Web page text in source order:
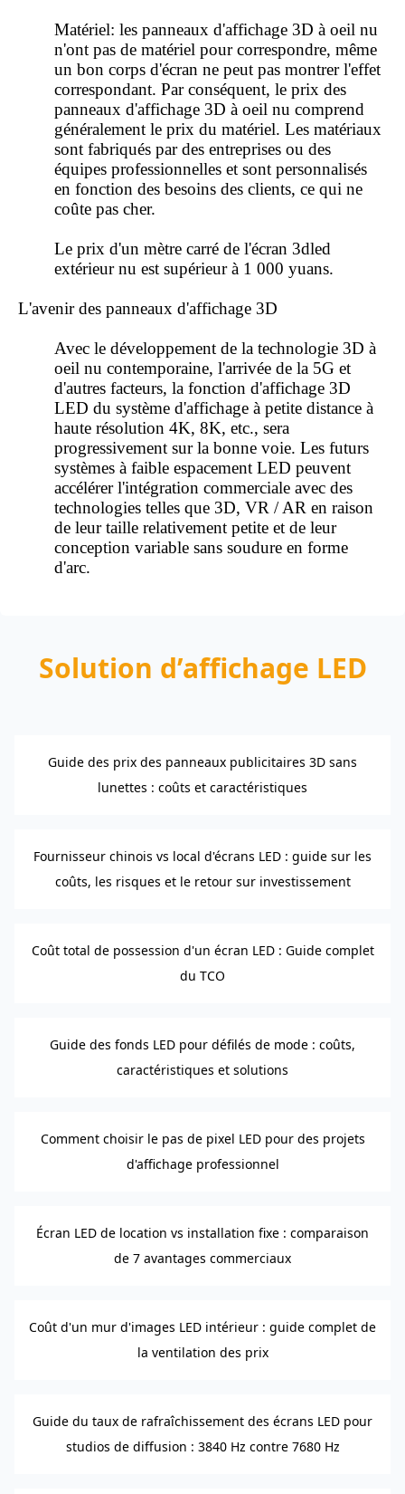
Matériel: les panneaux d'affichage 3D à oeil nu
n'ont pas de matériel pour correspondre, même
un bon corps d'écran ne peut pas montrer l'effet
correspondant. Par conséquent, le prix des
panneaux d'affichage 3D à oeil nu comprend
généralement le prix du matériel. Les matériaux
sont fabriqués par des entreprises ou des
équipes professionnelles et sont personnalisés
en fonction des besoins des clients, ce qui ne
coûte pas cher.
Le prix d'un mètre carré de l'écran 3dled
extérieur nu est supérieur à 1 000 yuans.
L'avenir des panneaux d'affichage 3D
Avec le développement de la technologie 3D à
oeil nu contemporaine, l'arrivée de la 5G et
d'autres facteurs, la fonction d'affichage 3D
LED du système d'affichage à petite distance à
haute résolution 4K, 8K, etc., sera
progressivement sur la bonne voie. Les futurs
systèmes à faible espacement LED peuvent
accélérer l'intégration commerciale avec des
technologies telles que 3D, VR / AR en raison
de leur taille relativement petite et de leur
conception variable sans soudure en forme
d'arc.
Solution d’affichage LED
Guide des prix des panneaux publicitaires 3D sans
lunettes : coûts et caractéristiques
Fournisseur chinois vs local d'écrans LED : guide sur les
coûts, les risques et le retour sur investissement
Coût total de possession d'un écran LED : Guide complet
du TCO
Guide des fonds LED pour défilés de mode : coûts,
caractéristiques et solutions
Comment choisir le pas de pixel LED pour des projets
d'affichage professionnel
Écran LED de location vs installation fixe : comparaison
de 7 avantages commerciaux
Coût d'un mur d'images LED intérieur : guide complet de
la ventilation des prix
Guide du taux de rafraîchissement des écrans LED pour
studios de diffusion : 3840 Hz contre 7680 Hz